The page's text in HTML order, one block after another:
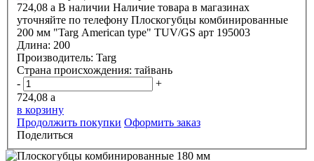
724,08 a В наличии Наличие товара в магазинах
уточняйте по телефону Плоскогубцы комбинированные
200 мм "Targ American type" TUV/GS арт 195003
Длина: 200
Производитель: Targ
Страна происхождения: тайвань
-
+
724,08 a
в корзину
Продолжить покупки Оформить заказ
Поделиться